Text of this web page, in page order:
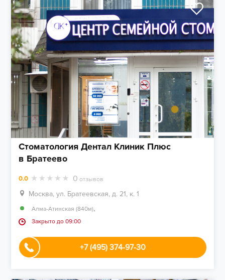
Стоматология Дентал Клиник Плюс
в Братеево
0.0 0 отзывов
Москва, ул. Братеевская, д. 21, к. 1
Алма-Атинская (840м),
Закрыто до 09:00
+7 (495) 374-97-30